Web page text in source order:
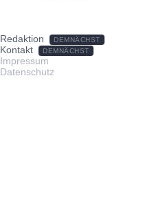
Redaktion DEMNÄCHST
Kontakt DEMNÄCHST
Impressum
Datenschutz